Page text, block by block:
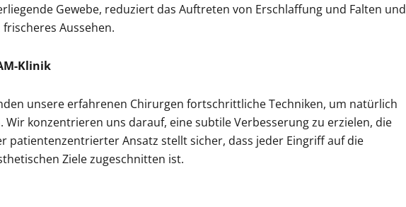
Gewebe, reduziert das Auftreten von Erschlaffung und Falten und
Aussehen.
Klinik
unsere erfahrenen Chirurgen fortschrittliche Techniken, um natürlich
Wir konzentrieren uns darauf, eine subtile Verbesserung zu erzielen, die
patientenzentrierter Ansatz stellt sicher, dass jeder Eingriff auf die
Ziele zugeschnitten ist.